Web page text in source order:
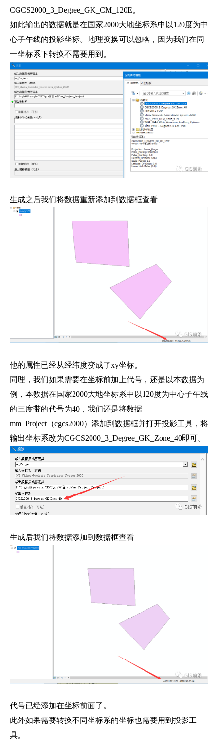
CGCS2000_3_Degree_GK_CM_120E。
如此输出的数据就是在国家2000大地坐标系中以120度为中
心子午线的投影坐标。地理变换可以忽略，因为我们在同
一坐标系下转换不需要用到。
生成之后我们将数据重新添加到数据框查看
他的属性已经从经纬度变成了xy坐标。
同理，我们如果需要在坐标前加上代号，还是以本数据为
例，本数据在国家2000大地坐标系中以120度为中心子午线
的三度带的代号为40，我们还是将数据
mm_Project（cgcs2000）添加到数据框并打开投影工具，将
输出坐标系改为CGCS2000_3_Degree_GK_Zone_40即可。
生成后我们将数据添加到数据框查看
代号已经添加在坐标前面了。
此外如果需要转换不同坐标系的坐标也需要用到投影工
具。